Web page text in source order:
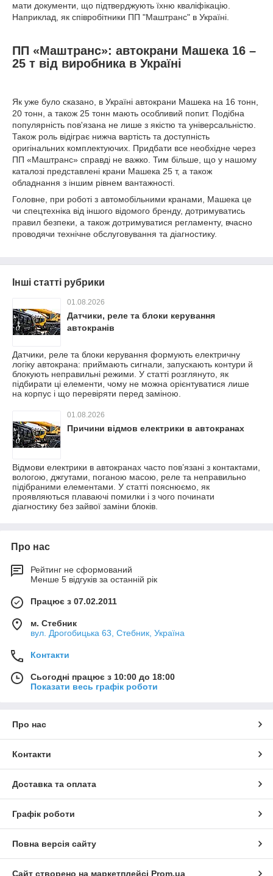
мати документи, що підтверджують їхню кваліфікацію.
Наприклад, як співробітники ПП "Маштранс" в Україні.
ПП «Маштранс»: автокрани Машека 16 –
25 т від виробника в Україні
Як уже було сказано, в Україні автокрани Машека на 16 тонн,
20 тонн, а також 25 тонн мають особливий попит. Подібна
популярність пов'язана не лише з якістю та універсальністю.
Також роль відіграє нижча вартість та доступність
оригінальних комплектуючих. Придбати все необхідне через
ПП «Маштранс» справді не важко. Тим більше, що у нашому
каталозі представлені крани Машека 25 т, а також
обладнання з іншим рівнем вантажності.
Головне, при роботі з автомобільними кранами, Машека це
чи спецтехніка від іншого відомого бренду, дотримуватись
правил безпеки, а також дотримуватися регламенту, вчасно
проводячи технічне обслуговування та діагностику.
Інші статті рубрики
01.08.2026
Датчики, реле та блоки керування
автокранів
Датчики, реле та блоки керування формують електричну
логіку автокрана: приймають сигнали, запускають контури й
блокують неправильні режими. У статті розглянуто, як
підбирати ці елементи, чому не можна орієнтуватися лише
на корпус і що перевіряти перед заміною.
01.08.2026
Причини відмов електрики в автокранах
Відмови електрики в автокранах часто пов’язані з контактами,
вологою, джгутами, поганою масою, реле та неправильно
підібраними елементами. У статті пояснюємо, як
проявляються плаваючі помилки і з чого починати
діагностику без зайвої заміни блоків.
Про нас
Рейтинг не сформований
Менше 5 відгуків за останній рік
Працює з 07.02.2011
м. Стебник
вул. Дрогобицька 63, Стебник, Україна
Контакти
Сьогодні працює з 10:00 до 18:00
Показати весь графік роботи
Про нас
Контакти
Доставка та оплата
Графік роботи
Повна версія сайту
Сайт створено на маркетплейсі Prom.ua